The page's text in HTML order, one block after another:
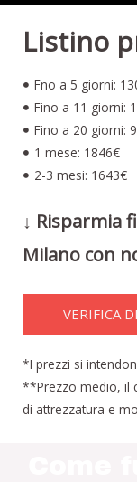
Listino
Fno a 5 giorni:
Fino a 11 giorni:
Fino a 20 giorni:
1 mese: 1846€
2-3 mesi: 1643€
↓ Risparmia
Milano con
VERIFICA
*I prezzi si
**Prezzo medio, il
di attrezzatura e